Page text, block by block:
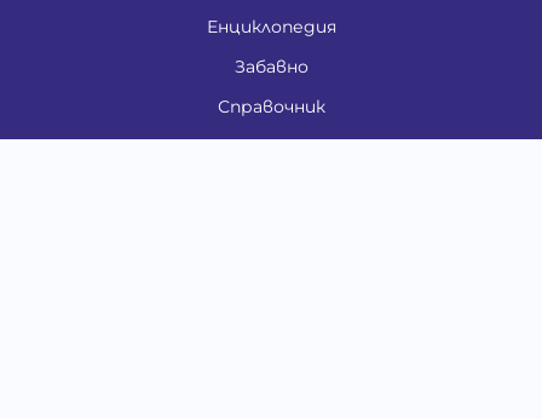
Енциклопедия
Забавно
Справочник
Здравни проблеми